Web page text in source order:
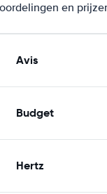
en
Avis
Budget
Hertz